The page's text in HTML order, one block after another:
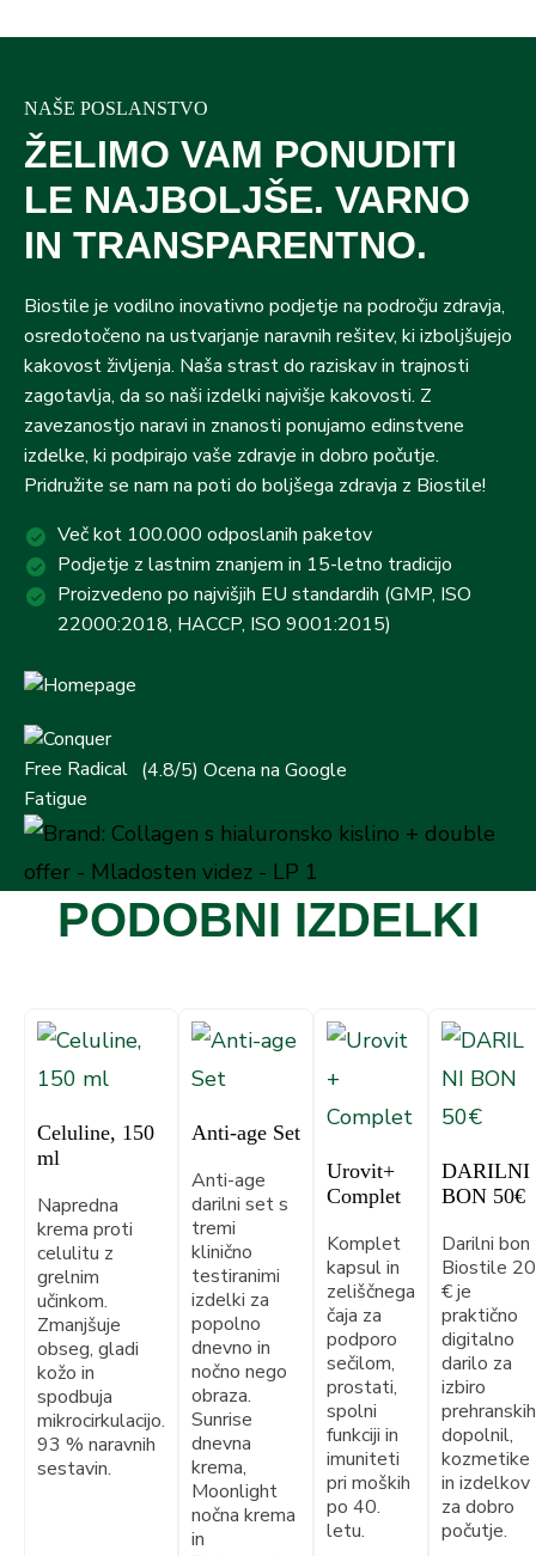
NAŠE POSLANSTVO
ŽELIMO VAM PONUDITI
LE NAJBOLJŠE. VARNO
IN TRANSPARENTNO.
Biostile je vodilno inovativno podjetje na področju zdravja,
osredotočeno na ustvarjanje naravnih rešitev, ki izboljšujejo
kakovost življenja. Naša strast do raziskav in trajnosti
zagotavlja, da so naši izdelki najvišje kakovosti. Z
zavezanostjo naravi in znanosti ponujamo edinstvene
izdelke, ki podpirajo vaše zdravje in dobro počutje.
Pridružite se nam na poti do boljšega zdravja z Biostile!
Več kot 100.000 odposlanih paketov
Podjetje z lastnim znanjem in 15-letno tradicijo
Proizvedeno po najvišjih EU standardih (GMP, ISO
22000:2018, HACCP, ISO 9001:2015)
(4.8/5) Ocena na Google
PODOBNI IZDELKI
Celuline, 150
ml
Napredna
krema proti
celulitu z
grelnim
učinkom.
Zmanjšuje
obseg, gladi
kožo in
spodbuja
mikrocirkulacijo.
93 % naravnih
sestavin.
Anti-age Set
Anti-age
darilni set s
tremi
klinično
testiranimi
izdelki za
popolno
dnevno in
nočno nego
obraza.
Sunrise
dnevna
krema,
Moonlight
nočna krema
in
Urovit+
Complet
Komplet
kapsul in
zeliščnega
čaja za
podporo
sečilom,
prostati,
spolni
funkciji in
imuniteti
pri moških
po 40.
letu.
DARILNI
BON 50€
Darilni bon
Biostile 20
€ je
praktično
digitalno
darilo za
izbiro
prehranskih
dopolnil,
kozmetike
in izdelkov
za dobro
počutje.